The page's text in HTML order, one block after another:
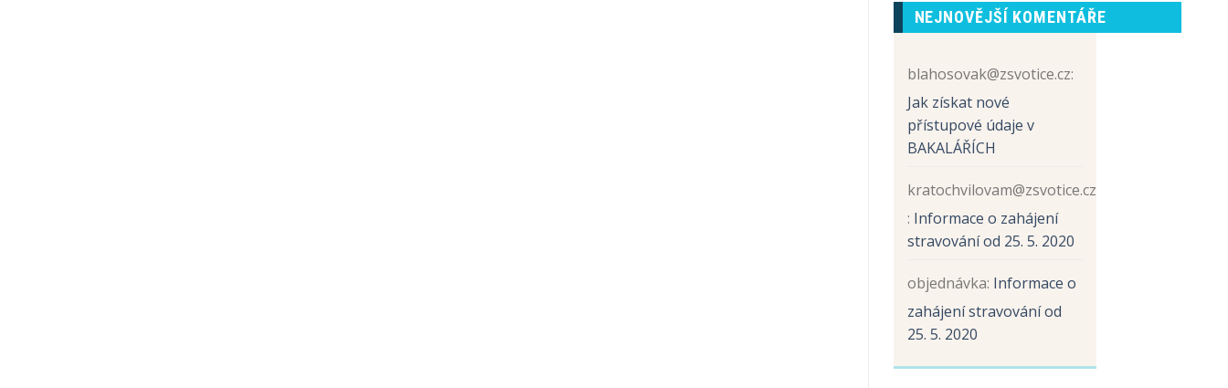
Sběr
papíru
NEJNOVĚJŠÍ KOMENTÁŘE
blahosovak@zsvotice.cz:
Jak získat nové
přístupové údaje v
BAKALÁŘÍCH
kratochvilovam@zsvotice.cz
: Informace o zahájení
stravování od 25. 5. 2020
objednávka: Informace o
zahájení stravování od
25. 5. 2020